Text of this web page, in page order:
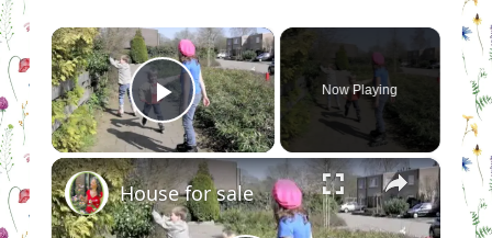
×
Play Video
Now Playing
×
House for sale